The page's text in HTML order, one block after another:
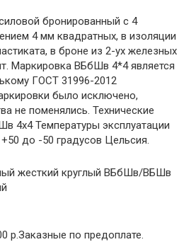
бронированный с 4
4 мм квадратных, в изоляции
в броне из 2-ух железных
Маркировка ВБбШв 4*4 является
ГОСТ 31996-2012
было исключено,
не поменялись. Технические
4х4 Температуры эксплуатации
до -50 градусов Цельсия.
жесткий круглый ВБбШв/ВБШв
р.Заказные по предоплате.